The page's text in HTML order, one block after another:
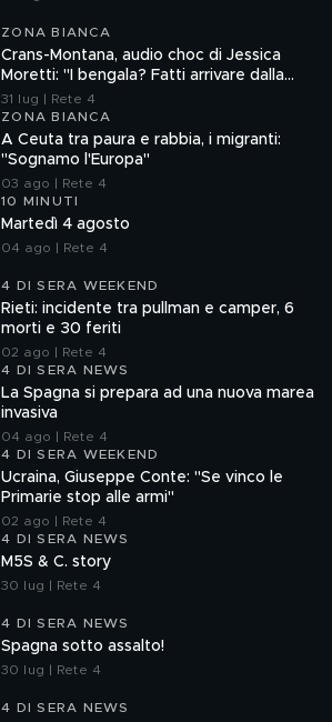
ZONA BIANCA
Crans-Montana, audio choc di Jessica
Moretti: "I bengala? Fatti arrivare dalla
Francia"
31 lug | Rete 4
ZONA BIANCA
A Ceuta tra paura e rabbia, i migranti:
"Sognamo l'Europa"
03 ago | Rete 4
10 MINUTI
Martedì 4 agosto
04 ago | Rete 4
4 DI SERA WEEKEND
Rieti: incidente tra pullman e camper, 6
morti e 30 feriti
02 ago | Rete 4
4 DI SERA NEWS
La Spagna si prepara ad una nuova marea
invasiva
04 ago | Rete 4
4 DI SERA WEEKEND
Ucraina, Giuseppe Conte: "Se vinco le
Primarie stop alle armi"
02 ago | Rete 4
4 DI SERA NEWS
M5S & C. story
30 lug | Rete 4
4 DI SERA NEWS
Spagna sotto assalto!
30 lug | Rete 4
4 DI SERA NEWS